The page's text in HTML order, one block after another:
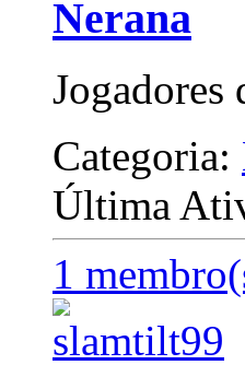
Nerana
Jogadores
Categoria:
Última
1